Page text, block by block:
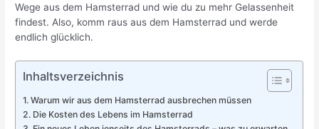
Wege aus dem Hamsterrad und wie du zu mehr Gelassenheit
findest. Also, komm raus aus dem Hamsterrad und werde
endlich glücklich.
Inhaltsverzeichnis
Warum wir aus dem Hamsterrad ausbrechen müssen
Die Kosten des Lebens im Hamsterrad